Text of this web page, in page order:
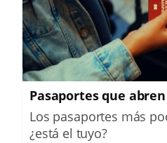
Pasaportes que
Los pasaportes más
¿está el tuyo?